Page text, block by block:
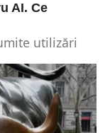
AI. Ce
utilizări